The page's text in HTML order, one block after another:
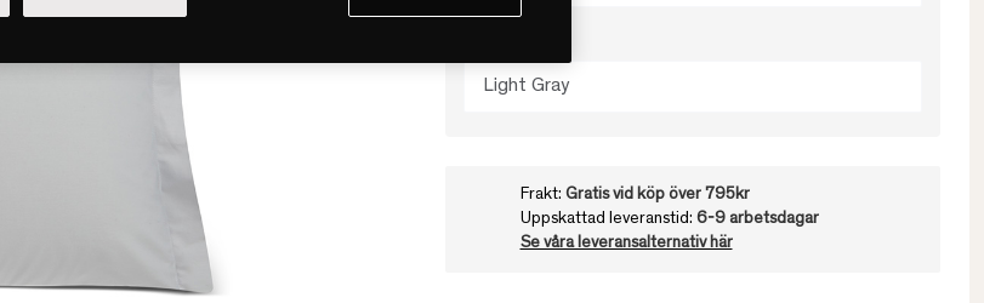
Light Gray
Frakt: Gratis vid köp över 795kr
Uppskattad leveranstid: 6-9 arbetsdagar
Se våra leveransalternativ här